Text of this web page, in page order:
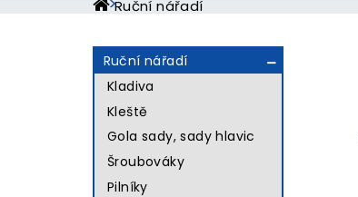
Ruční nářadí
Ruční nářadí 
Kladiva
Kleště
Gola sady, sady hlavic
Šroubováky
Pilníky